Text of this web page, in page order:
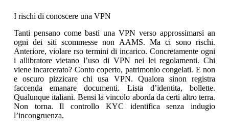
I rischi di conoscere una VPN
Tanti pensano come basti una VPN verso approssimarsi an
ogni dei siti scommesse non AAMS. Ma ci sono rischi.
Anteriore, violare rso termini di incarico. Concretamente ogni
i allibratore vietano l’uso di VPN nei lei regolamenti. Chi
viene incarcerato? Conto coperto, patrimonio congelati. E non
e oscuro pizzicare chi usa VPN. Qualora sinon registra
faccenda emanare documenti. Lista d’identita, bollette.
Qualunque italiani. Bensi la vincolo aborda da certi altro terra.
Non torna. Il controllo KYC identifica senza indugio
l’incongruenza.